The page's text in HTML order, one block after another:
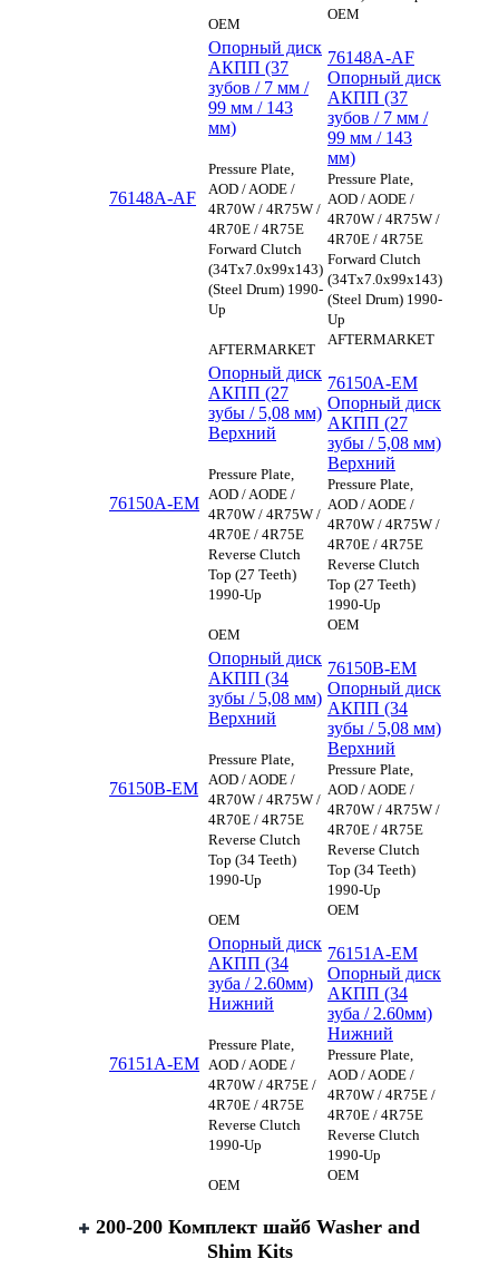
OEM
OEM
76148A-AF
Опорный диск
АКПП (37
зубов / 7 мм /
99 мм / 143
мм)
Pressure Plate,
AOD / AODE /
4R70W / 4R75W /
4R70E / 4R75E
Forward Clutch
(34Tx7.0x99x143)
(Steel Drum) 1990-
Up
AFTERMARKET
76148A-AF
Опорный диск
АКПП (37
зубов / 7 мм /
99 мм / 143
мм)
Pressure Plate,
AOD / AODE /
4R70W / 4R75W /
4R70E / 4R75E
Forward Clutch
(34Tx7.0x99x143)
(Steel Drum) 1990-
Up
AFTERMARKET
76150A-EM
Опорный диск
АКПП (27
зубы / 5,08 мм)
Верхний
Pressure Plate,
AOD / AODE /
4R70W / 4R75W /
4R70E / 4R75E
Reverse Clutch
Top (27 Teeth)
1990-Up
OEM
76150A-EM
Опорный диск
АКПП (27
зубы / 5,08 мм)
Верхний
Pressure Plate,
AOD / AODE /
4R70W / 4R75W /
4R70E / 4R75E
Reverse Clutch
Top (27 Teeth)
1990-Up
OEM
76150B-EM
Опорный диск
АКПП (34
зубы / 5,08 мм)
Верхний
Pressure Plate,
AOD / AODE /
4R70W / 4R75W /
4R70E / 4R75E
Reverse Clutch
Top (34 Teeth)
1990-Up
OEM
76150B-EM
Опорный диск
АКПП (34
зубы / 5,08 мм)
Верхний
Pressure Plate,
AOD / AODE /
4R70W / 4R75W /
4R70E / 4R75E
Reverse Clutch
Top (34 Teeth)
1990-Up
OEM
76151A-EM
Опорный диск
АКПП (34
зуба / 2.60мм)
Нижний
Pressure Plate,
AOD / AODE /
4R70W / 4R75E /
4R70E / 4R75E
Reverse Clutch
1990-Up
OEM
76151A-EM
Опорный диск
АКПП (34
зуба / 2.60мм)
Нижний
Pressure Plate,
AOD / AODE /
4R70W / 4R75E /
4R70E / 4R75E
Reverse Clutch
1990-Up
OEM
200-200 Комплект шайб Washer аnd
Shim Kits